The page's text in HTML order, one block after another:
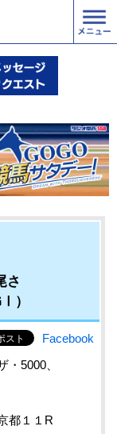
さ
）
Facebook
5000、
都１１R